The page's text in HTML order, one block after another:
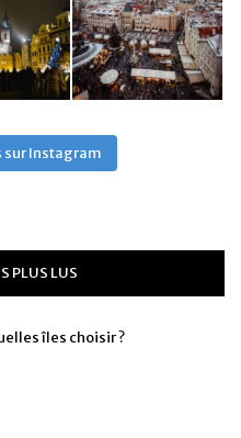
sur Instagram
PLUS LUS
îles choisir ?